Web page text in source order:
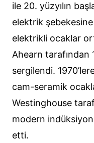
ile 20. yüzyılın
elektrik
elektrikli ocaklar
Ahearn tarafından
sergilendi.
cam-seramik
Westinghouse
modern
etti.